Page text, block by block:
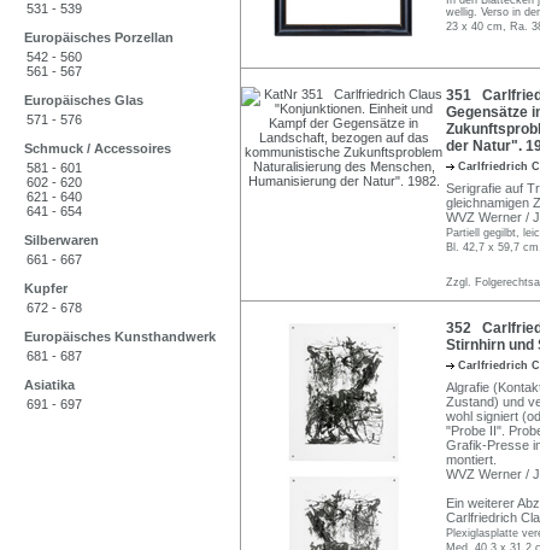
531 - 539
Europäisches Porzellan
542 - 560
561 - 567
Europäisches Glas
571 - 576
Schmuck / Accessoires
581 - 601
602 - 620
621 - 640
641 - 654
Silberwaren
661 - 667
Kupfer
672 - 678
Europäisches Kunsthandwerk
681 - 687
Asiatika
691 - 697
wellig. Verso in
23 x 40 cm, Ra.
351
Gegensätze
der Natur".
Carlfriedrich
Serigrafie auf
gleichnamigen
WVZ Werner /
Partiell gegilbt,
Bl. 42,7 x 59,7
Zzgl.
352
Stirnhirn und
Carlfriedrich
Algrafie
Zustand) und
wohl signiert
"Probe II".
Grafik-Presse
montiert.
WVZ Werner /
Ein weiterer
Carlfriedrich
Plexiglasplatte
Med. 40,3 x 31,2